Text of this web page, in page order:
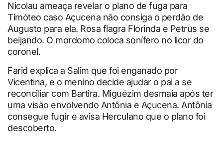
Nicolau ameaça revelar o plano de fuga para
Timóteo caso Açucena não consiga o perdão de
Augusto para ela. Rosa flagra Florinda e Petrus se
beijando. O mordomo coloca sonífero no licor do
coronel.
Farid explica a Salim que foi enganado por
Vicentina, e o menino decide ajudar o pai a se
reconciliar com Bartira. Miguézim desmaia após ter
uma visão envolvendo Antônia e Açucena. Antônia
consegue fugir e avisa Herculano que o plano foi
descoberto.